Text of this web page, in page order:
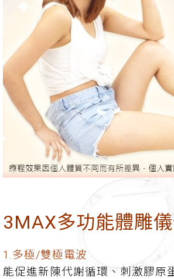
3MAX多功能體雕
1.多極/雙極電波
能促進新陳代謝循環、刺激膠原